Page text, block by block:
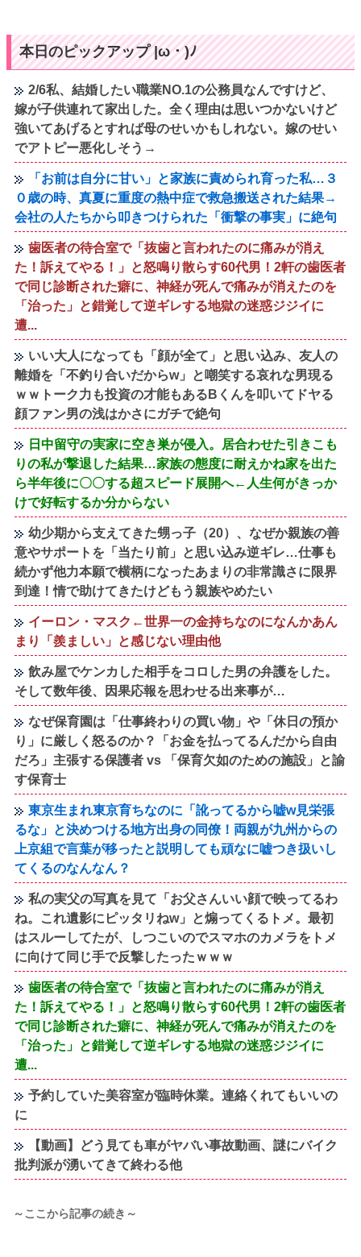
本日のピックアップ |ω・)ﾉ
2/6私、結婚したい職業NO.1の公務員なんですけど、
嫁が子供連れて家出した。全く理由は思いつかないけど
強いてあげるとすれば母のせいかもしれない。嫁のせい
でアトピー悪化しそう→
「お前は自分に甘い」と家族に責められ育った私…３
０歳の時、真夏に重度の熱中症で救急搬送された結果→
会社の人たちから叩きつけられた「衝撃の事実」に絶句
歯医者の待合室で「抜歯と言われたのに痛みが消え
た！訴えてやる！」と怒鳴り散らす60代男！2軒の歯医者
で同じ診断された癖に、神経が死んで痛みが消えたのを
「治った」と錯覚して逆ギレする地獄の迷惑ジジイに
遭...
いい大人になっても「顔が全て」と思い込み、友人の
離婚を「不釣り合いだからw」と嘲笑する哀れな男現る
ｗｗトーク力も投資の才能もあるBくんを叩いてドヤる
顔ファン男の浅はかさにガチで絶句
日中留守の実家に空き巣が侵入。居合わせた引きこも
りの私が撃退した結果…家族の態度に耐えかね家を出た
ら半年後に〇〇する超スピード展開へ←人生何がきっか
けで好転するか分からない
幼少期から支えてきた甥っ子（20）、なぜか親族の善
意やサポートを「当たり前」と思い込み逆ギレ…仕事も
続かず他力本願で横柄になったあまりの非常識さに限界
到達！情で助けてきたけどもう親族やめたい
イーロン・マスク←世界一の金持ちなのになんかあん
まり「羨ましい」と感じない理由他
飲み屋でケンカした相手をコロした男の弁護をした。
そして数年後、因果応報を思わせる出来事が…
なぜ保育園は「仕事終わりの買い物」や「休日の預か
り」に厳しく怒るのか？「お金を払ってるんだから自由
だろ」主張する保護者 vs 「保育欠如のための施設」と諭
す保育士
東京生まれ東京育ちなのに「訛ってるから嘘w見栄張
るな」と決めつける地方出身の同僚！両親が九州からの
上京組で言葉が移ったと説明しても頑なに嘘つき扱いし
てくるのなんなん？
私の実父の写真を見て「お父さんいい顔で映ってるわ
ね。これ遺影にピッタリねw」と煽ってくるトメ。最初
はスルーしてたが、しつこいのでスマホのカメラをトメ
に向けて同じ手で反撃したったｗｗｗ
歯医者の待合室で「抜歯と言われたのに痛みが消え
た！訴えてやる！」と怒鳴り散らす60代男！2軒の歯医者
で同じ診断された癖に、神経が死んで痛みが消えたのを
「治った」と錯覚して逆ギレする地獄の迷惑ジジイに
遭...
予約していた美容室が臨時休業。連絡くれてもいいの
に
【動画】どう見ても車がヤバい事故動画、謎にバイク
批判派が湧いてきて終わる他
～ここから記事の続き～